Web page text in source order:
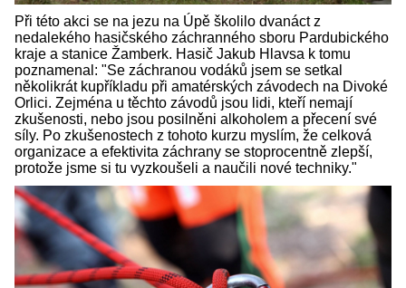
Při této akci se na jezu na Úpě školilo dvanáct z
nedalekého hasičského záchranného sboru Pardubického
kraje a stanice Žamberk. Hasič Jakub Hlavsa k tomu
poznamenal: "Se záchranou vodáků jsem se setkal
několikrát kupříkladu při amatérských závodech na Divoké
Orlici. Zejména u těchto závodů jsou lidi, kteří nemají
zkušenosti, nebo jsou posilněni alkoholem a přecení své
síly. Po zkušenostech z tohoto kurzu myslím, že celková
organizace a efektivita záchrany se stoprocentně zlepší,
protože jsme si tu vyzkoušeli a naučili nové techniky."